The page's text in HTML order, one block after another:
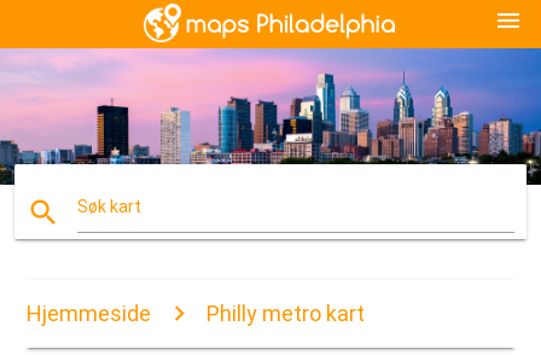
menu
search Søk kart
Hjemmeside Philly metro kart